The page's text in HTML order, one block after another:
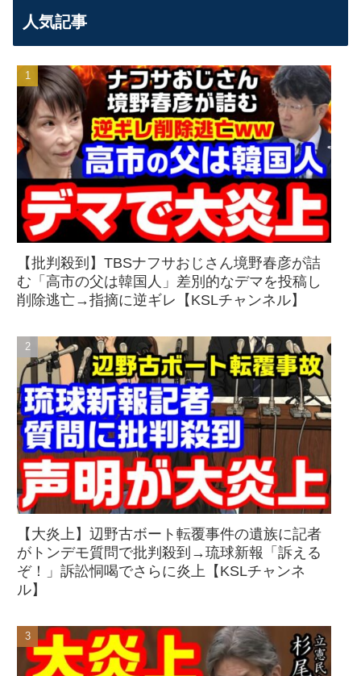
人気記事
【批判殺到】TBSナフサおじさん境野春彦が詰
む「高市の父は韓国人」差別的なデマを投稿し
削除逃亡→指摘に逆ギレ【KSLチャンネル】
【大炎上】辺野古ボート転覆事件の遺族に記者
がトンデモ質問で批判殺到→琉球新報「訴える
ぞ！」訴訟恫喝でさらに炎上【KSLチャンネ
ル】